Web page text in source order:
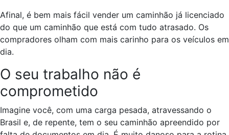
Afinal, é bem mais fácil vender um caminhão já licenciado
do que um caminhão que está com tudo atrasado. Os
compradores olham com mais carinho para os veículos em
dia.
O seu trabalho não é
comprometido
Imagine você, com uma carga pesada, atravessando o
Brasil e, de repente, tem o seu caminhão apreendido por